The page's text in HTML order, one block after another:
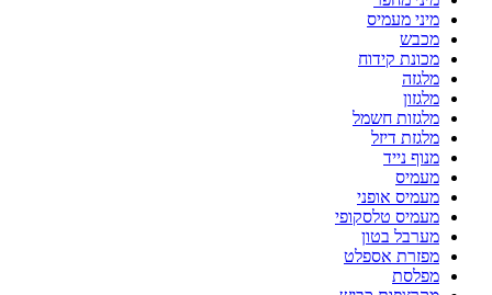
מיני מעמיס
מכבש
מכונת קידוח
מלגזה
מלגזון
מלגזות חשמל
מלגזת דיזל
מנוף נייד
מעמיס
מעמיס אופני
מעמיס טלסקופי
מערבל בטון
מפזרת אספלט
מפלסת